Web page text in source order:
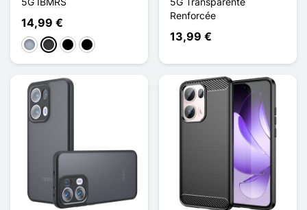
14,99 €
Gris Gris oscuro
Noir Transparent
Noir Mat
Renforcée
13,99 €